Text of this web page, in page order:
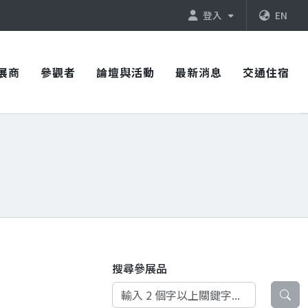
登入 EN
商 參觀者 論壇與活動 最新消息 交通住宿
搜尋參展品